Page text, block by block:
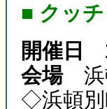
■ クッ
開催日
会場浜
◇浜頓別